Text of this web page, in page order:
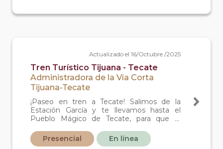
de baile, estrados/tarimas, publicidad en
Actualizado el 16/Octubre /2025
Tren Turístico Tijuana - Tecate
Administradora de la Vía Corta
Tijuana-Tecate
¡Paseo en tren a Tecate! Salimos de la
Estación García y te llevamos hasta el
Pueblo Mágico de Tecate, para que lo
redondo, Seguro de viajero, Asistencia
médica y Entretenimiento a bordo.
Presencial En línea